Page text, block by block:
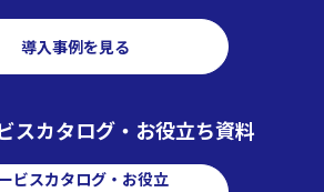
導入事例を見る
スカタログ・お役立ち資料
ビスカタログ・お役立